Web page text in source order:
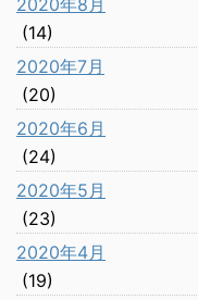
2020年8月
(14)
2020年7月
(20)
2020年6月
(24)
2020年5月
(23)
2020年4月
(19)